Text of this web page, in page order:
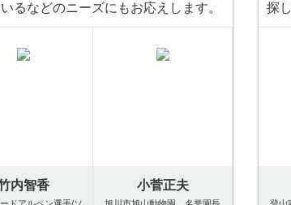
るなどのニーズにもお応えします。
内智香 小菅正夫
探